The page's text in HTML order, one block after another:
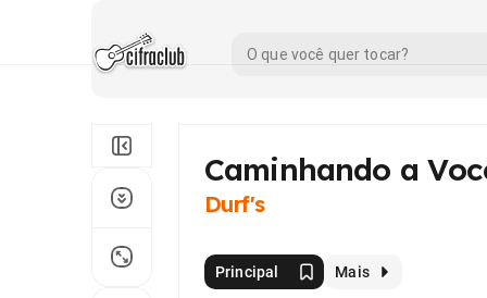
Caminhando a
Durf's
Principal Mais